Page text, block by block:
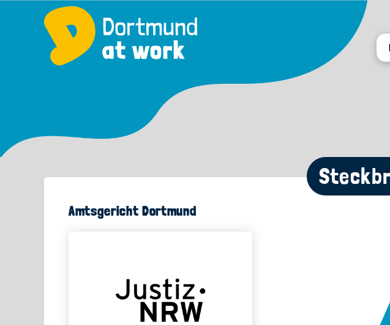
Amtsgericht Dortmund